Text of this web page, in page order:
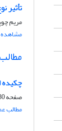
تأثیر
مریم
مشاهده
چکیده
صفحه
مطالب